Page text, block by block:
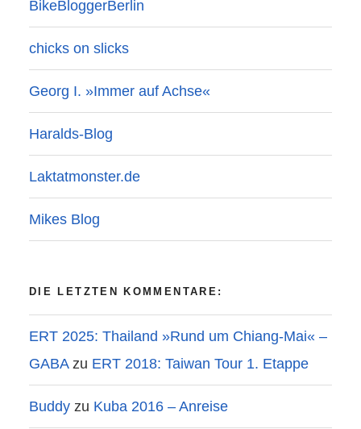
BikeBloggerBerlin
chicks on slicks
Georg I. »Immer auf Achse«
Haralds-Blog
Laktatmonster.de
Mikes Blog
DIE LETZTEN KOMMENTARE:
ERT 2025: Thailand »Rund um Chiang-Mai« –
GABAzu ERT 2018: Taiwan Tour 1. Etappe
Buddy zu Kuba 2016 – Anreise